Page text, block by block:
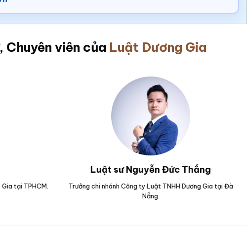
viên của Luật Dương Gia
dân tỉnh Phú Yên.
Luật sư Nguyễn Hoài Bão
Nguyên Kiểm sát viên của Viện kiểm sát nhân dân TP Đà